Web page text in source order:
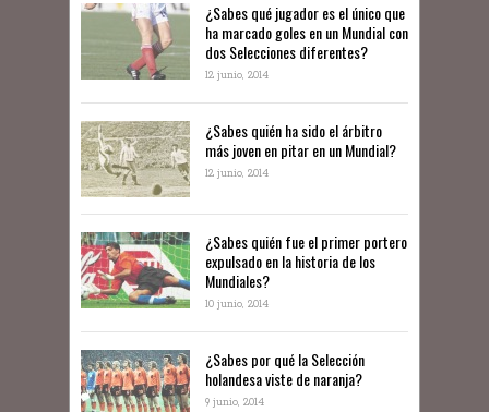
¿Sabes qué jugador es el único que
ha marcado goles en un Mundial con
dos Selecciones diferentes?
12 junio, 2014
¿Sabes quién ha sido el árbitro
más joven en pitar en un Mundial?
12 junio, 2014
¿Sabes quién fue el primer portero
expulsado en la historia de los
Mundiales?
10 junio, 2014
​¿Sabes por qué la Selección
holandesa viste de naranja?
9 junio, 2014